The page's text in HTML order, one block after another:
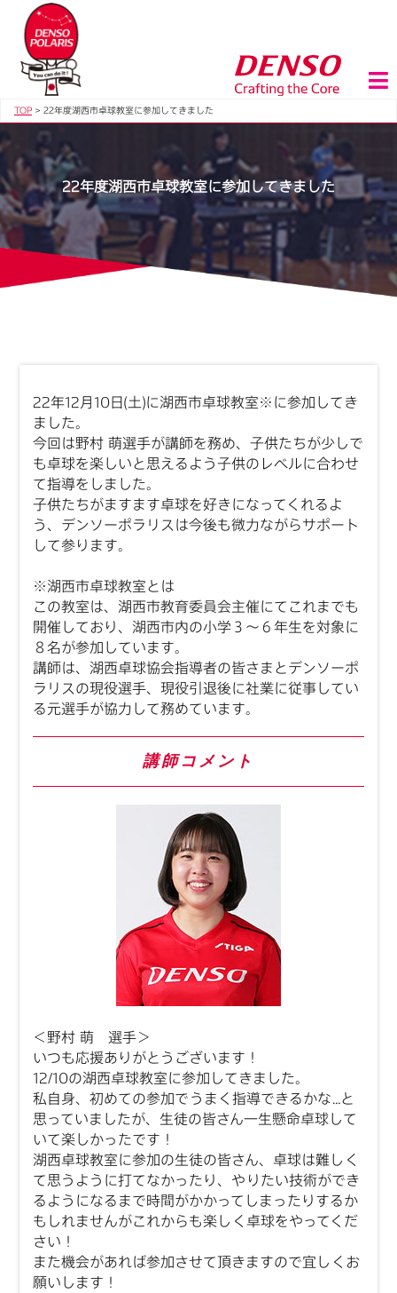
TOP > 22年度湖西市卓球教室に参加してきました
22年度湖西市卓球教室に参加してきました
22年12月10日(土)に湖西市卓球教室※に参加してき
ました。
今回は野村 萌選手が講師を務め、子供たちが少しで
も卓球を楽しいと思えるよう子供のレベルに合わせ
て指導をしました。
子供たちがますます卓球を好きになってくれるよ
う、デンソーポラリスは今後も微力ながらサポート
して参ります。
※湖西市卓球教室とは
この教室は、湖西市教育委員会主催にてこれまでも
開催しており、湖西市内の小学３～６年生を対象に
８名が参加しています。
講師は、湖西卓球協会指導者の皆さまとデンソーポ
ラリスの現役選手、現役引退後に社業に従事してい
る元選手が協力して務めています。
講師コメント
＜野村 萌 選手＞
いつも応援ありがとうございます！
12/10の湖西卓球教室に参加してきました。
私自身、初めての参加でうまく指導できるかな…と
思っていましたが、生徒の皆さん一生懸命卓球して
いて楽しかったです！
湖西卓球教室に参加の生徒の皆さん、卓球は難しく
て思うように打てなかったり、やりたい技術ができ
るようになるまで時間がかかってしまったりするか
もしれませんがこれからも楽しく卓球をやってくだ
さい！
また機会があれば参加させて頂きますので宜しくお
願いします！